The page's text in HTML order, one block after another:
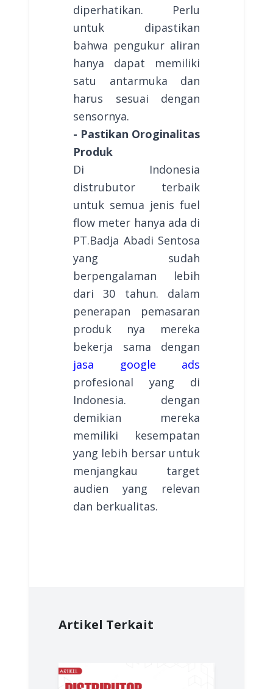
diperhatikan. Perlu
untuk dipastikan
bahwa pengukur aliran
hanya dapat memiliki
satu antarmuka dan
harus sesuai dengan
sensornya.
- Pastikan Oroginalitas
Produk
Di Indonesia
distrubutor terbaik
untuk semua jenis fuel
flow meter hanya ada di
PT.Badja Abadi Sentosa
yang sudah
berpengalaman lebih
dari 30 tahun. dalam
penerapan pemasaran
produk nya mereka
bekerja sama dengan
jasa google ads
profesional yang di
Indonesia. dengan
demikian mereka
memiliki kesempatan
yang lebih bersar untuk
menjangkau target
audien yang relevan
dan berkualitas.
Artikel Terkait